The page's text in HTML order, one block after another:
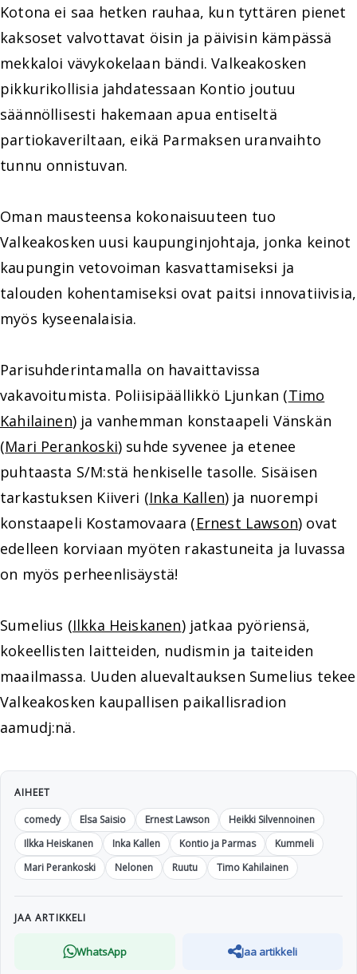
Kotona ei saa hetken rauhaa, kun tyttären pienet
kaksoset valvottavat öisin ja päivisin kämpässä
mekkaloi vävykokelaan bändi. Valkeakosken
pikkurikollisia jahdatessaan Kontio joutuu
säännöllisesti hakemaan apua entiseltä
partiokaveriltaan, eikä Parmaksen uranvaihto
tunnu onnistuvan.
Oman mausteensa kokonaisuuteen tuo
Valkeakosken uusi kaupunginjohtaja, jonka keinot
kaupungin vetovoiman kasvattamiseksi ja
talouden kohentamiseksi ovat paitsi innovatiivisia,
myös kyseenalaisia.
Parisuhderintamalla on havaittavissa
vakavoitumista. Poliisipäällikkö Ljunkan (Timo
Kahilainen) ja vanhemman konstaapeli Vänskän
(Mari Perankoski) suhde syvenee ja etenee
puhtaasta S/M:stä henkiselle tasolle. Sisäisen
tarkastuksen Kiiveri (Inka Kallen) ja nuorempi
konstaapeli Kostamovaara (Ernest Lawson) ovat
edelleen korviaan myöten rakastuneita ja luvassa
on myös perheenlisäystä!
Sumelius (Ilkka Heiskanen) jatkaa pyöriensä,
kokeellisten laitteiden, nudismin ja taiteiden
maailmassa. Uuden aluevaltauksen Sumelius tekee
Valkeakosken kaupallisen paikallisradion
aamudj:nä.
AIHEET
comedy
Elsa Saisio Ernest Lawson
Heikki Silvennoinen
Ilkka Heiskanen
Inka Kallen Kontio ja Parmas
Kummeli
Mari Perankoski
Nelonen Ruutu Timo Kahilainen
JAA ARTIKKELI
WhatsApp Jaa artikkeli